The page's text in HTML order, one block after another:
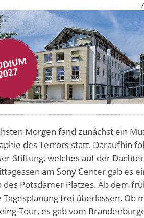
Morgen fand zunächst ein
des Terrors statt. Daraufhin
Stiftung, welches auf der
am Sony Center gab es
des Potsdamer Platzes. Ab dem
frei überlassen.
Tour, es gab vom